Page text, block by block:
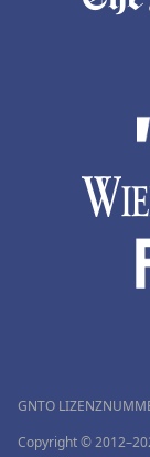
GNTO
Copyright ©